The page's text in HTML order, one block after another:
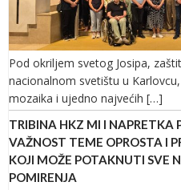
Pod okriljem svetog Josipa,
nacionalnom svetištu u
mozaika i ujedno najvećih […]
TRIBINA HKZ MI I NAPRETKA
VAŽNOST TEME OPROSTA I
KOJI MOŽE POTAKNUTI SVE
POMIRENJA